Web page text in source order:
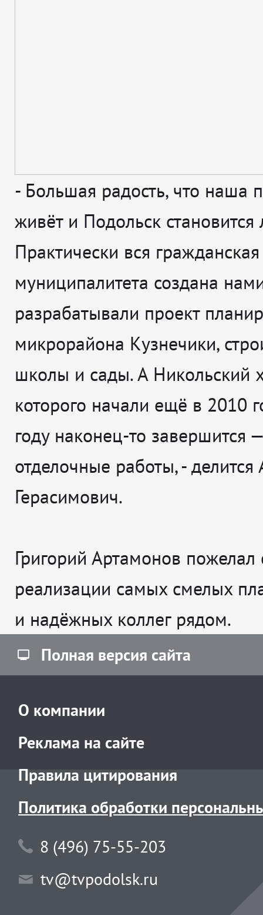
- Большая радость, что наша
живёт и Подольск становится
Практически вся
муниципалитета создана
разрабатывали проект
микрорайона Кузнечики,
школы и сады. А Никольский
которого начали ещё в 2010
году наконец-то завершится
отделочные работы, - делится
Герасимович.
Григорий Артамонов пожелал
реализации самых смелых
и надёжных коллег рядом.
Полная версия сайта
О компании
Реклама на сайте
Правила цитирования
Политика обработки
8 (496) 75-55-203
tv@tvpodolsk.ru